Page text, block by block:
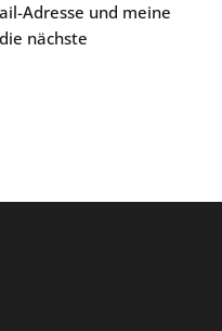
Adresse und meine
nächste